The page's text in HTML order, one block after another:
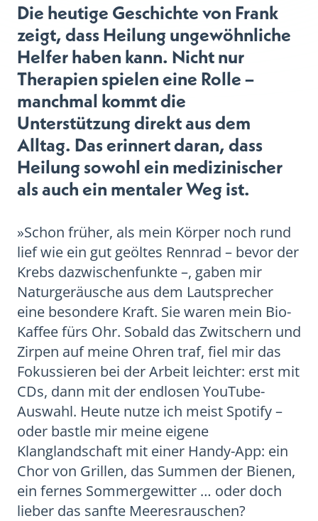
Die heutige Geschichte von Frank
zeigt, dass Heilung ungewöhnliche
Helfer haben kann. Nicht nur
Therapien spielen eine Rolle –
manchmal kommt die
Unterstützung direkt aus dem
Alltag. Das erinnert daran, dass
Heilung sowohl ein medizinischer
als auch ein mentaler Weg ist.
»Schon früher, als mein Körper noch rund
lief wie ein gut geöltes Rennrad – bevor der
Krebs dazwischenfunkte –, gaben mir
Naturgeräusche aus dem Lautsprecher
eine besondere Kraft. Sie waren mein Bio-
Kaffee fürs Ohr. Sobald das Zwitschern und
Zirpen auf meine Ohren traf, fiel mir das
Fokussieren bei der Arbeit leichter: erst mit
CDs, dann mit der endlosen YouTube-
Auswahl. Heute nutze ich meist Spotify –
oder bastle mir meine eigene
Klanglandschaft mit einer Handy-App: ein
Chor von Grillen, das Summen der Bienen,
ein fernes Sommergewitter … oder doch
lieber das sanfte Meeresrauschen?